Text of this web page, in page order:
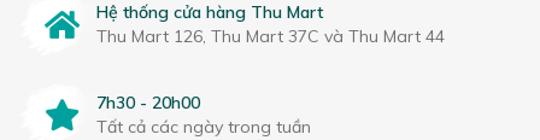
Hệ thống cửa hàng Thu Mart
Thu Mart 126, Thu Mart 37C và Thu Mart 44
7h30 - 20h00
Tất cả các ngày trong tuần